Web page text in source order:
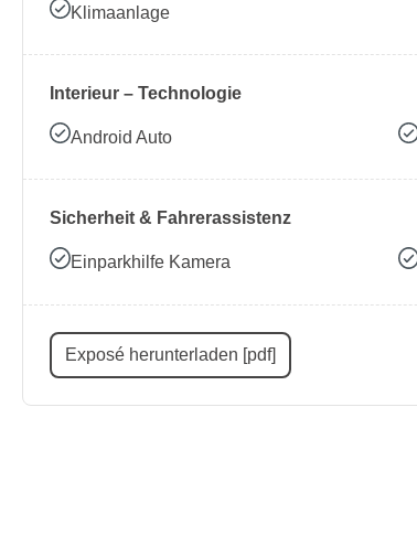
Klimaanlage
Interieur – Technologie
Android Auto
Sicherheit & Fahrerassistenz
Einparkhilfe Kamera
Exposé herunterladen [pdf]